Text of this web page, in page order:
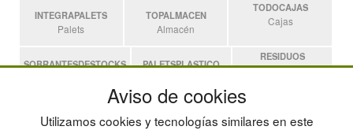
INTEGRAPALETS
Palets
TOPALMACEN
Almacén
TODOCAJAS
Cajas
SOBRANTESDESTOCKS PALETSPLASTICO
RESIDUOS
Residuos
Estanterias
Aviso de cookies
Utilizamos cookies y tecnologías similares en este